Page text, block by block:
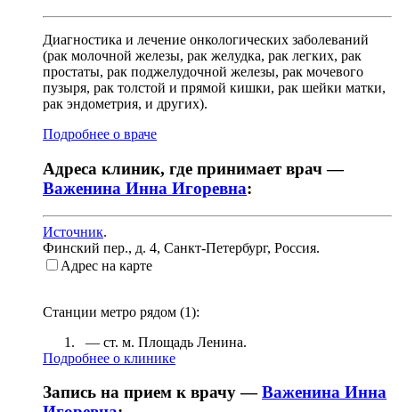
Диагностика и лечение онкологических заболеваний
(рак молочной железы, рак желудка, рак легких, рак
простаты, рак поджелудочной железы, рак мочевого
пузыря, рак толстой и прямой кишки, рак шейки матки,
рак эндометрия, и других).
Подробнее о враче
Адреса клиник, где принимает врач —
Важенина Инна Игоревна:
Источник.
Финский пер., д. 4, Санкт-Петербург, Россия.
Адрес на карте
Станции метро рядом (1):
— ст. м. Площадь Ленина.
Подробнее о клинике
Запись на прием к врачу —Важенина Инна